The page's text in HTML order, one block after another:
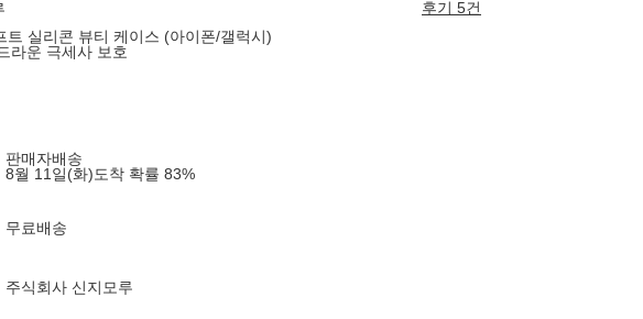
후기 5건
트 실리콘 뷰티 케이스 (아이폰/갤럭시)
라운 극세사 보호
판매자배송
8월 11일(화)도착 확률 83%
무료배송
주식회사 신지모루